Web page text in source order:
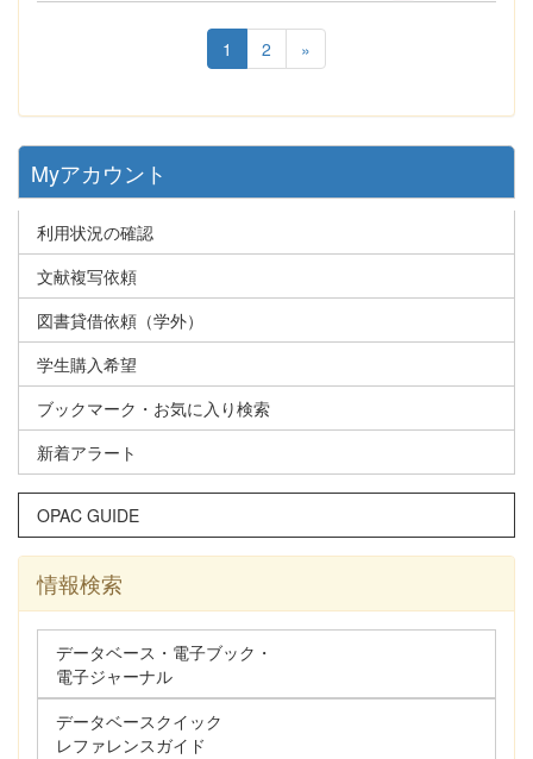
1 2 »
Myアカウント
利用状況の確認
文献複写依頼
図書貸借依頼（学外）
学生購入希望
ブックマーク・お気に入り検索
新着アラート
OPAC GUIDE
情報検索
データベース・電子ブック・
電子ジャーナル
データベースクイック
レファレンスガイド